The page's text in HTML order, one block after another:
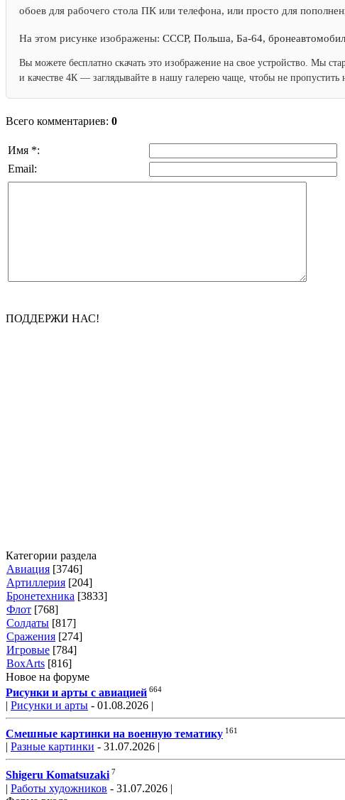
обоев для рабочего стола ПК или телефона, или просто для
На этом рисунке изображены: СССР, Польша, Ба-64,
Вы можете бесплатно скачать это изображение на свое устройство. Мы
и качестве 4К — заглядывайте в нашу галерею чаще, чтобы не
Всего комментариев: 0
Имя *:
Email:
ПОДДЕРЖИ НАС!
Категории раздела
Авиация [3746]
Артиллерия [204]
Бронетехника [3833]
Флот [768]
Солдаты [817]
Сражения [274]
Игровые [784]
BoxArts [816]
Новое на форуме
Рисунки и арты с авиацией 664
| Рисунки и арты - 01.08.2026 |
Смешные картинки на военную тематику 161
Разные картинки - 31.07.2026 |
Shigeru Komatsuzaki 7
| Работы художников - 31.07.2026 |